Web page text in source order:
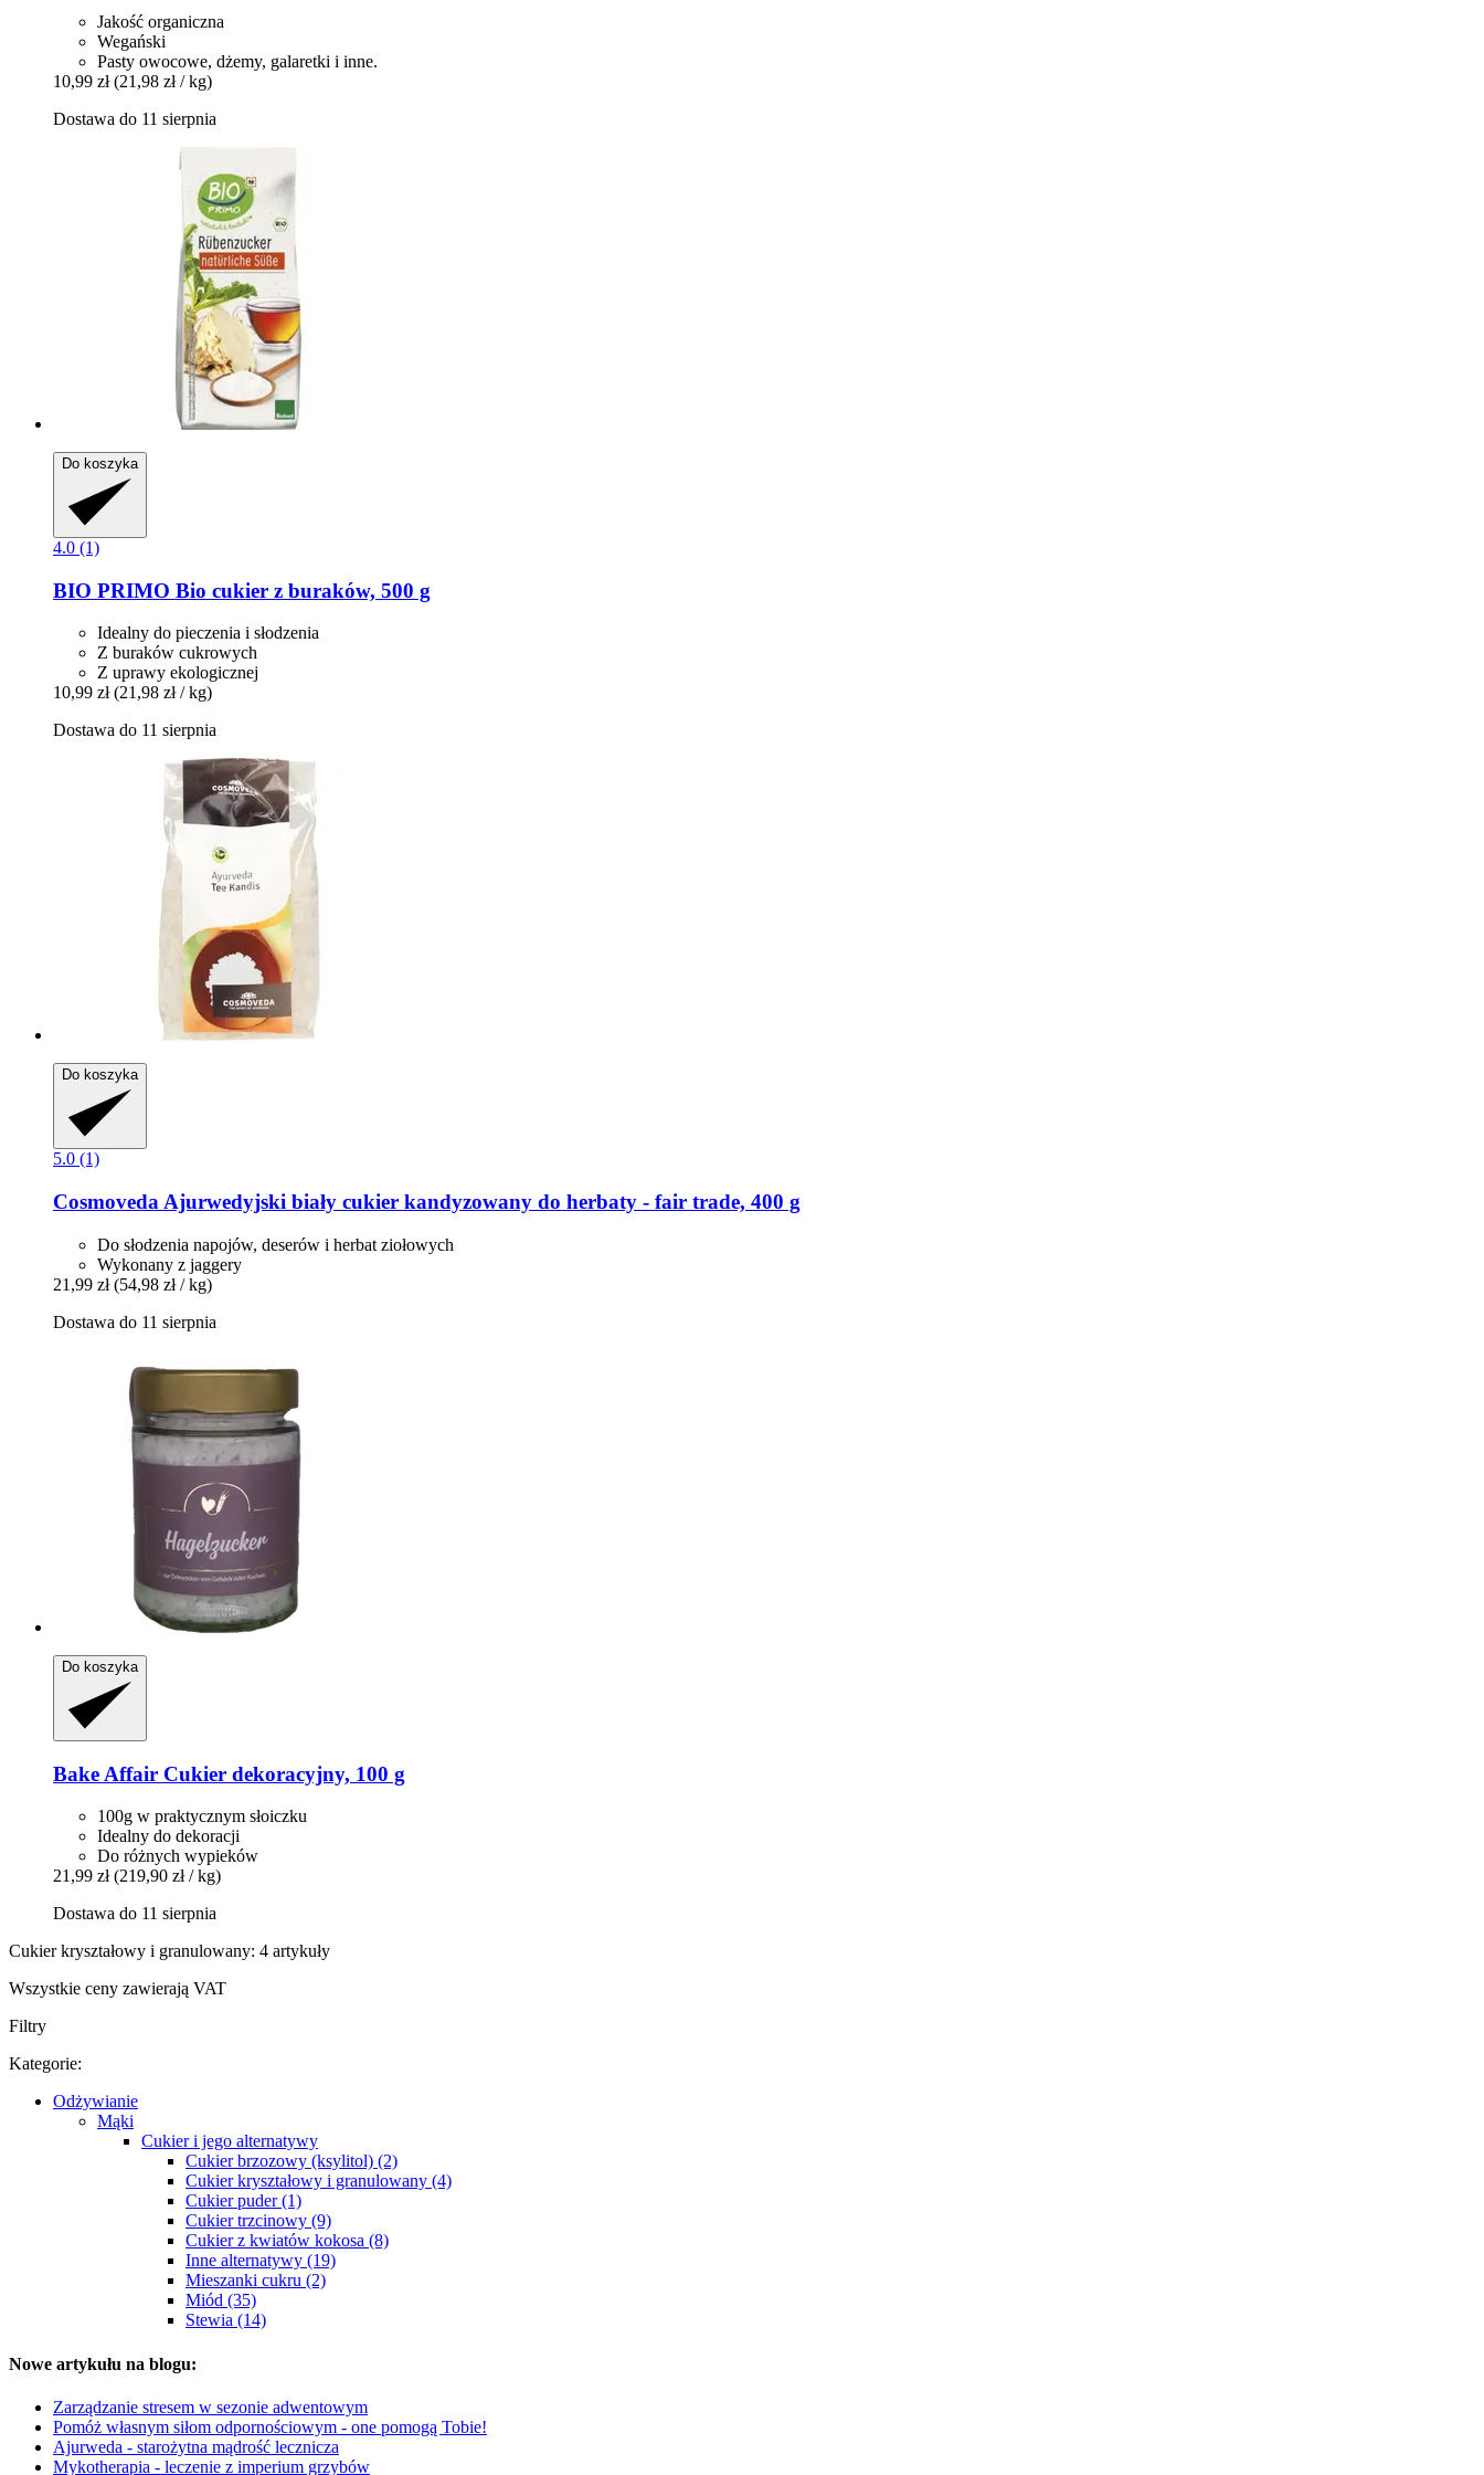
Jakość organiczna
Wegański
Pasty owocowe, dżemy, galaretki i inne.
10,99 zł (21,98 zł / kg)
Dostawa do 11 sierpnia
Do koszyka
4.0 (1)
BIO PRIMO Bio cukier z buraków, 500 g
Idealny do pieczenia i słodzenia
Z buraków cukrowych
Z uprawy ekologicznej
10,99 zł (21,98 zł / kg)
Dostawa do 11 sierpnia
Do koszyka
5.0 (1)
Cosmoveda Ajurwedyjski biały cukier kandyzowany do herbaty -​ fair trade, 400 g
Do słodzenia napojów, deserów i herbat ziołowych
Wykonany z jaggery
21,99 zł (54,98 zł / kg)
Dostawa do 11 sierpnia
Do koszyka
Bake Affair Cukier dekoracyjny, 100 g
100g w praktycznym słoiczku
Idealny do dekoracji
Do różnych wypieków
21,99 zł (219,90 zł / kg)
Dostawa do 11 sierpnia
Cukier kryształowy i granulowany: 4 artykuły
Wszystkie ceny zawierają VAT
Filtry
Kategorie:
Odżywianie
Mąki
Cukier i jego alternatywy
Cukier brzozowy (ksylitol) (2)
Cukier kryształowy i granulowany (4)
Cukier puder (1)
Cukier trzcinowy (9)
Cukier z kwiatów kokosa (8)
Inne alternatywy (19)
Mieszanki cukru (2)
Miód (35)
Stewia (14)
Nowe artykułu na blogu:
Zarządzanie stresem w sezonie adwentowym
Pomóż własnym siłom odpornościowym - one pomogą Tobie!
Ajurweda - starożytna mądrość lecznicza
Mykotherapia - leczenie z imperium grzybów